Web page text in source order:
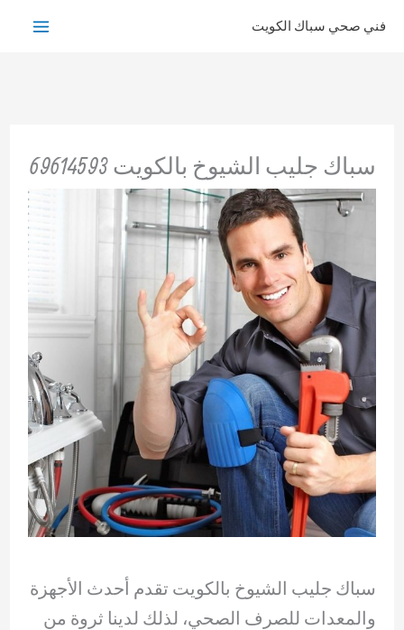
فني صحي سباك الكويت
سباك جليب الشيوخ بالكويت 69614593
سباك جليب الشيوخ بالكويت تقدم أحدث الأجهزة
والمعدات للصرف الصحي، لذلك لدينا ثروة من